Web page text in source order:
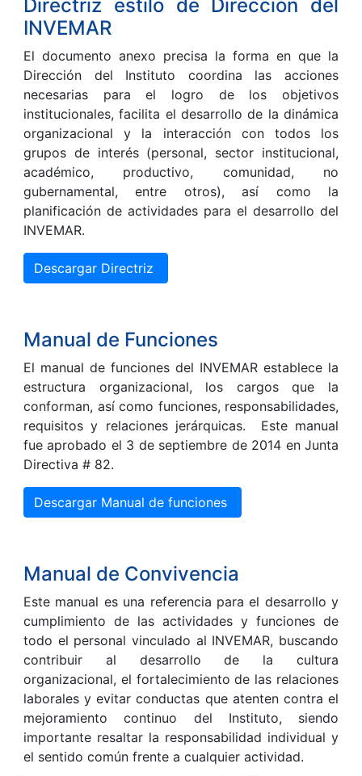
Directriz estilo de Dirección del
INVEMAR
El documento anexo precisa la forma en que la
Dirección del Instituto coordina las acciones
necesarias para el logro de los objetivos
institucionales, facilita el desarrollo de la dinámica
organizacional y la interacción con todos los
grupos de interés (personal, sector institucional,
académico, productivo, comunidad, no
gubernamental, entre otros), así como la
planificación de actividades para el desarrollo del
INVEMAR.
Descargar Directriz
Manual de Funciones
El manual de funciones del INVEMAR establece la
estructura organizacional, los cargos que la
conforman, así como funciones, responsabilidades,
requisitos y relaciones jerárquicas. Este manual
fue aprobado el 3 de septiembre de 2014 en Junta
Directiva # 82.
Descargar Manual de funciones
Manual de Convivencia
Este manual es una referencia para el desarrollo y
cumplimiento de las actividades y funciones de
todo el personal vinculado al INVEMAR, buscando
contribuir al desarrollo de la cultura
organizacional, el fortalecimiento de las relaciones
laborales y evitar conductas que atenten contra el
mejoramiento continuo del Instituto, siendo
importante resaltar la responsabilidad individual y
el sentido común frente a cualquier actividad.